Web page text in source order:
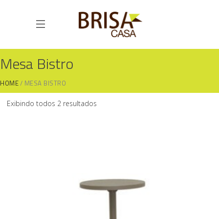
Mesa Bistro
HOME MESA BISTRO
Exibindo todos 2 resultados